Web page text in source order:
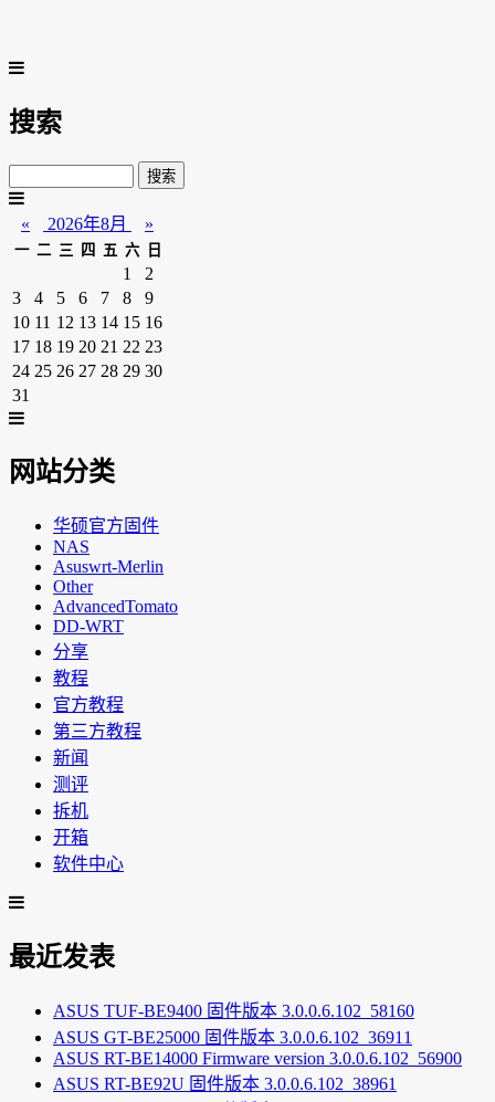
搜索
« 2026年8月 »
一 二 三 四 五 六 日
1
2
3
4 5 6 7 8
9
10 11 12 13 14 15 16
17 18 19 20 21 22 23
24 25 26 27 28 29 30
31
网站分类
华硕官方固件
NAS
Asuswrt-Merlin
Other
AdvancedTomato
DD-WRT
分享
教程
官方教程
第三方教程
新闻
测评
拆机
开箱
软件中心
最近发表
ASUS TUF-BE9400 固件版本 3.0.0.6.102_58160
ASUS GT-BE25000 固件版本 3.0.0.6.102_36911
ASUS RT-BE14000 Firmware version 3.0.0.6.102_56900
ASUS RT-BE92U 固件版本 3.0.0.6.102_38961